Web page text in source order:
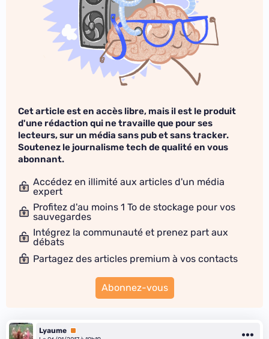
Cet article est en accès libre, mais il est le produit
d'une rédaction qui ne travaille que pour ses
lecteurs, sur un média sans pub et sans tracker.
Soutenez le journalisme tech de qualité en vous
abonnant.
Accédez en illimité aux articles d'un média
expert
Profitez d'au moins 1 To de stockage pour vos
sauvegardes
Intégrez la communauté et prenez part aux
débats
Partagez des articles premium à vos contacts
Abonnez-vous
Lyaume Premium